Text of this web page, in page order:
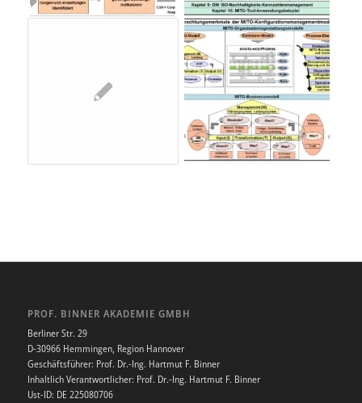
PROF. BINNER AKADEMIE GMBH
Berliner Str. 29
D-30966 Hemmingen, Region Hannover
Geschäftsführer: Prof. Dr.-Ing. Hartmut F. Binner
Inhaltlich Verantwortlicher: Prof. Dr.-Ing. Hartmut F. Binner
Ust-ID: DE 225080706